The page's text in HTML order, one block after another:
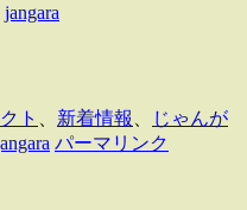
jangara
ト 新着情報
じゃんが
パーマリンク